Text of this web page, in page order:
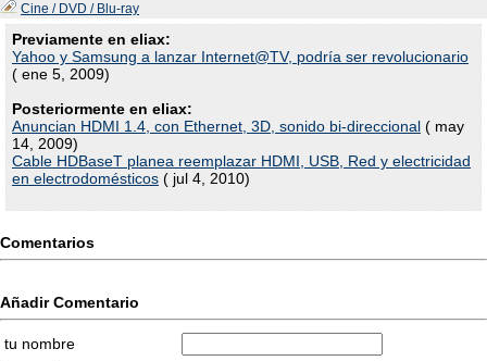
Cine / DVD / Blu-ray
Previamente en eliax:
Yahoo y Samsung a lanzar Internet@TV, podría ser revolucionario
( ene 5, 2009)
Posteriormente en eliax:
Anuncian HDMI 1.4, con Ethernet, 3D, sonido bi-direccional ( may
14, 2009)
Cable HDBaseT planea reemplazar HDMI, USB, Red y electricidad
en electrodomésticos ( jul 4, 2010)
Comentarios
Añadir Comentario
tu nombre